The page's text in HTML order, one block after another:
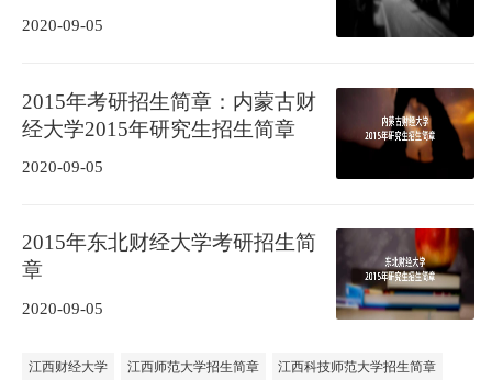
2020-09-05
2015年考研招生简章：内蒙古财
经大学2015年研究生招生简章
2020-09-05
2015年东北财经大学考研招生简
章
2020-09-05
江西财经大学 江西师范大学招生简章 江西科技师范大学招生简章